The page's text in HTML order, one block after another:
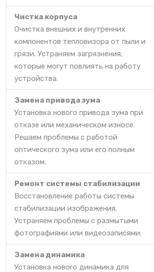
Чистка корпуса
Очистка внешних и внутренних
компонентов тепловизора от пыли и
грязи. Устраняем загрязнения,
которые могут повлиять на работу
устройства.
Замена привода зума
Установка нового привода зума при
отказе или механическом износе.
Решаем проблемы с работой
оптического зума или его полным
отказом.
Ремонт системы стабилизации
Восстановление работы системы
стабилизации изображения.
Устраняем проблемы с размытыми
фотографиями или видеозаписями.
Замена динамика
Установка нового динамика для